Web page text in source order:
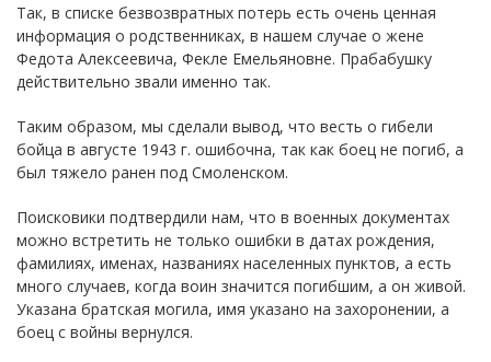
Так, в списке безвозвратных потерь есть очень ценная
информация о родственниках, в нашем случае о жене
Федота Алексеевича, Фекле Емельяновне. Прабабушку
действительно звали именно так.
Таким образом, мы сделали вывод, что весть о гибели
бойца в августе 1943 г. ошибочна, так как боец не погиб, а
был тяжело ранен под Смоленском.
Поисковики подтвердили нам, что в военных документах
можно встретить не только ошибки в датах рождения,
фамилиях, именах, названиях населенных пунктов, а есть
много случаев, когда воин значится погибшим, а он живой.
Указана братская могила, имя указано на захоронении, а
боец с войны вернулся.